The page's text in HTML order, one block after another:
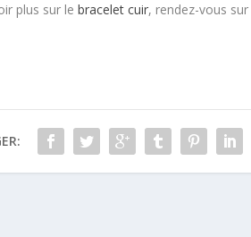
plus sur lebracelet cuir, rendez-vous